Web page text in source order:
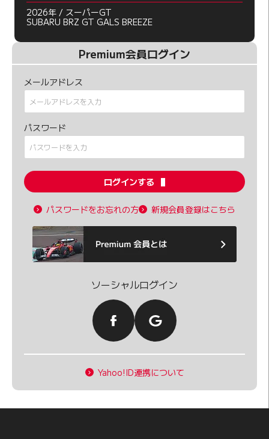
2026年 / スーパーGT
SUBARU BRZ GT GALS BREEZE
Premium会員ログイン
メールアドレス
パスワード
ログインする
パスワードをお忘れの方 新規会員登録はこちら
ソーシャルログイン
Yahoo!ID連携について